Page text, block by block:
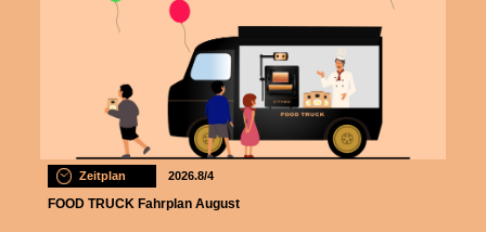
Zeitplan 2026.8/4
FOOD TRUCK Fahrplan August